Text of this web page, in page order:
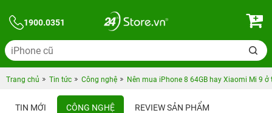
1900.0351
Trang chủ Tin tức Công nghệ Nên mua iPhone 8 64GB hay Xiaomi Mi 9
TIN MỚI CÔNG NGHỆ REVIEW SẢN PHẨM